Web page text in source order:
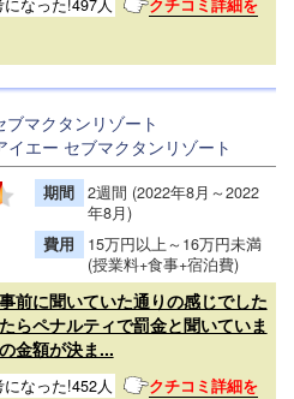
になった!497人
クチコミ詳細を
ブマクタンリゾート
イエー セブマクタンリゾート
期間
2週間 (2022年8月～2022
年8月)
費用
15万円以上～16万円未満
(授業料+食事+宿泊費)
前に聞いていた通りの感じでした
らペナルティで罰金と聞いていま
金額が決ま...
になった!452人
クチコミ詳細を